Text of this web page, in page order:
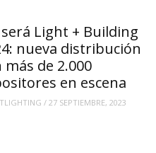
Light + Building
nueva distribución
más de 2.000
en escena
/ 27 SEPTIEMBRE, 2023